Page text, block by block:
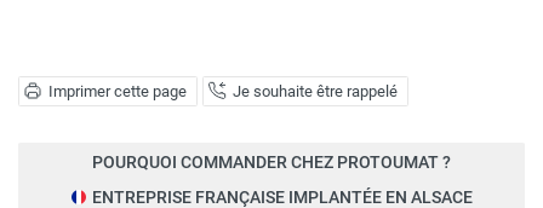
Imprimer cette page Je souhaite être rappelé
POURQUOI COMMANDER CHEZ PROTOUMAT ?
ENTREPRISE FRANÇAISE IMPLANTÉE EN ALSACE